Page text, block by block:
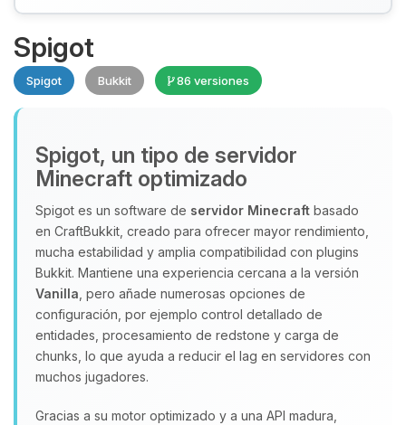
Spigot
Spigot Bukkit 86 versiones
Spigot, un tipo de servidor
Minecraft optimizado
Spigot es un software de servidor Minecraft basado
en CraftBukkit, creado para ofrecer mayor rendimiento,
mucha estabilidad y amplia compatibilidad con plugins
Bukkit. Mantiene una experiencia cercana a la versión
Vanilla , pero añade numerosas opciones de
configuración, por ejemplo control detallado de
entidades, procesamiento de redstone y carga de
chunks, lo que ayuda a reducir el lag en servidores con
muchos jugadores.
Gracias a su motor optimizado y a una API madura,
Yupi, por fin alguien con quien
hablar! Soy Choupy, tu pequeno
asistente de BoxToPlay. Cuentame
que necesitas y moveré mis
pequenos circuitos para ayudarte.
07/08/2026 22:14